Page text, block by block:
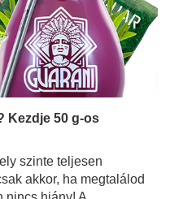
Kezdje 50 g-os
szinte teljesen
akkor, ha megtalálod
nincs hiány! A
teától kezdve a
át a meglepő ízekkel
keverékekig. De
csak most kezded